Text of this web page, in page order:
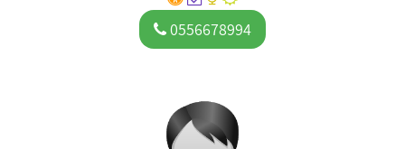
0556678994